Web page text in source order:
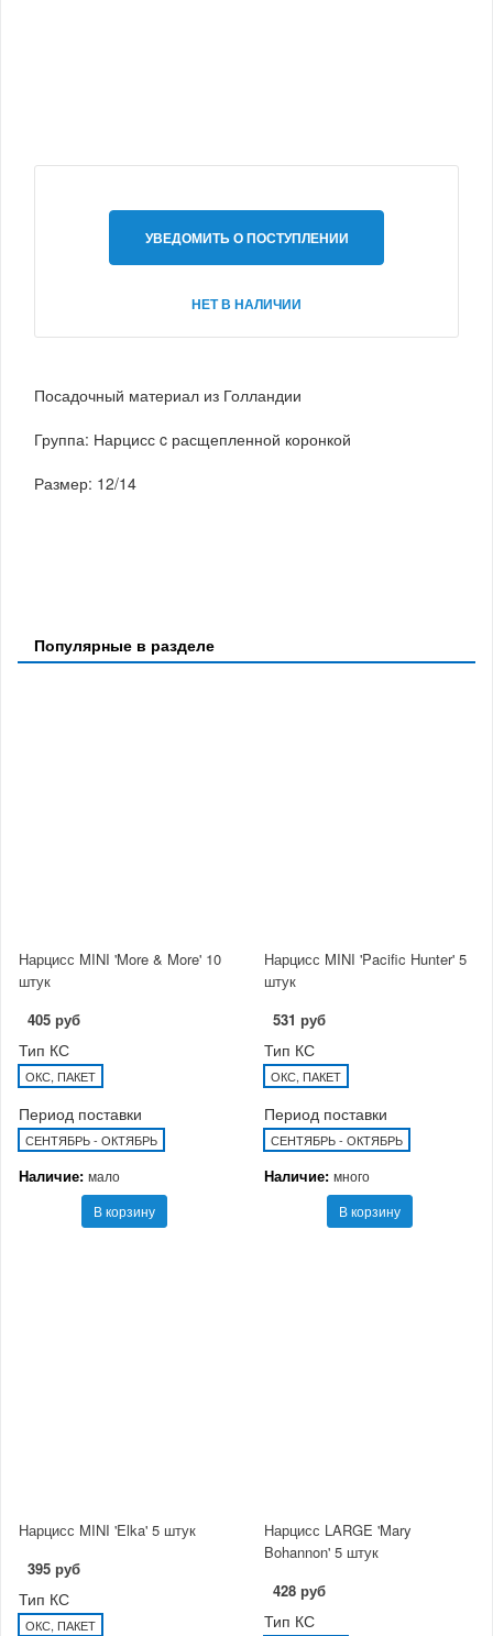
УВЕДОМИТЬ О ПОСТУПЛЕНИИ
НЕТ В НАЛИЧИИ
Посадочный материал из Голландии
Группа: Нарцисс c расщепленной коронкой
Размер: 12/14
Популярные в разделе
Нарцисс MINI 'More & More' 10
штук
405 руб
Тип КС
ОКС, ПАКЕТ
Период поставки
СЕНТЯБРЬ - ОКТЯБРЬ
Наличие: мало
В корзину
Нарцисс MINI 'Pacific Hunter' 5
штук
531 руб
Тип КС
ОКС, ПАКЕТ
Период поставки
СЕНТЯБРЬ - ОКТЯБРЬ
Наличие: много
В корзину
Нарцисс MINI 'Elka' 5 штук
395 руб
Тип КС
ОКС, ПАКЕТ
Нарцисс LARGE 'Mary
Bohannon' 5 штук
428 руб
Тип КС